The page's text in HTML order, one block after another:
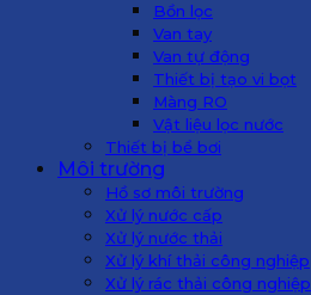
Bồn lọc
Van tay
Van tự động
Thiết bị tạo vi bọt
Màng RO
Vật liệu lọc nước
Thiết bị bể bơi
Môi trường
Hồ sơ môi trường
Xử lý nước cấp
Xử lý nước thải
Xử lý khí thải công nghiệp
Xử lý rác thải công nghiệp